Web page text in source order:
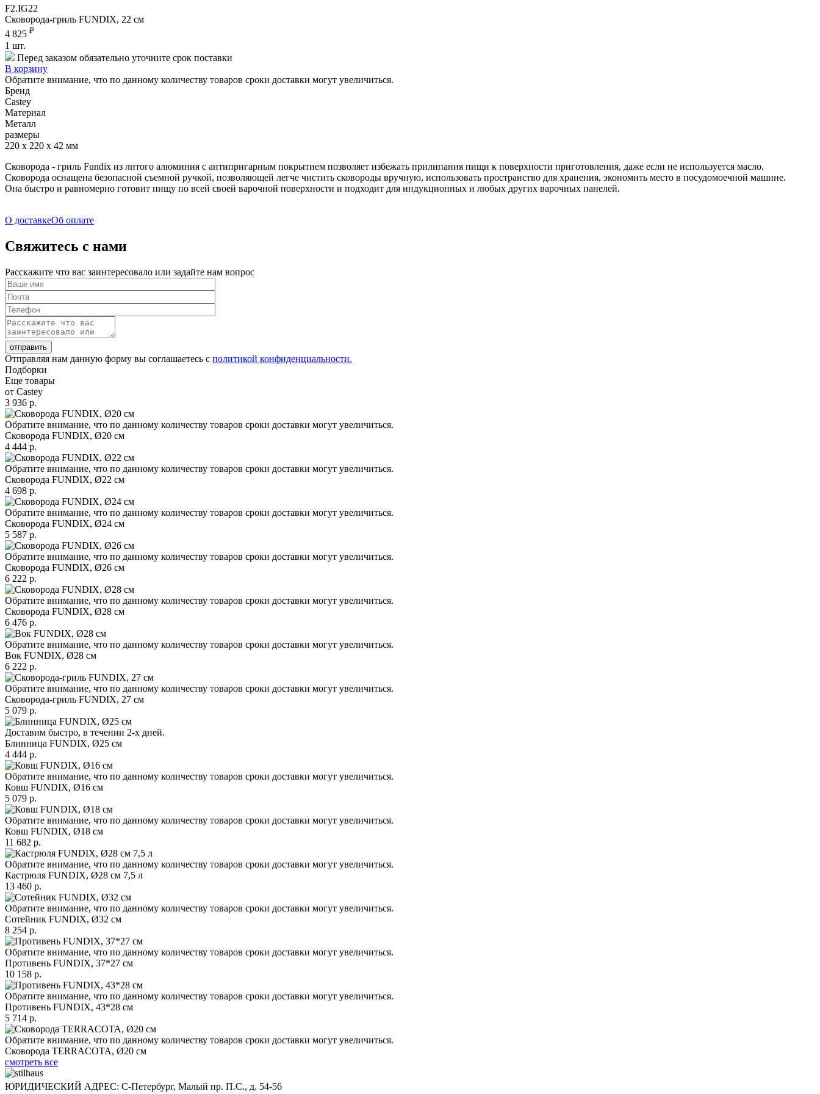
F2.IG22
Сковорода-гриль FUNDIX, 22 см
4 825 ₽
1 шт.
Перед заказом обязательно уточните срок поставки
В корзину
Обратите внимание, что по данному количеству товаров сроки доставки могут увеличиться.
Бренд
Castey
Материал
Металл
размеры
220 х 220 х 42 мм
Сковорода - гриль Fundix из литого алюминия с антипригарным покрытием позволяет избежать прилипания пищи к поверхности приготовления, даже если не используется масло.
Сковорода оснащена безопасной съемной ручкой, позволяющей легче чистить сковороды вручную, использовать пространство для хранения, экономить место в посудомоечной машине.
Она быстро и равномерно готовит пищу по всей своей варочной поверхности и подходит для индукционных и любых других варочных панелей.
О доставкеОб оплате
Свяжитесь с нами
Расскажите что вас заинтересовало или задайте нам вопрос
отправить
Отправляя нам данную форму вы соглашаетесь с политикой конфиденциальности.
Подборки
Еще товары
от Castey
3 936 р.
Обратите внимание, что по данному количеству товаров сроки доставки могут увеличиться.
Сковорода FUNDIX, Ø20 см
4 444 р.
Обратите внимание, что по данному количеству товаров сроки доставки могут увеличиться.
Сковорода FUNDIX, Ø22 см
4 698 р.
Обратите внимание, что по данному количеству товаров сроки доставки могут увеличиться.
Сковорода FUNDIX, Ø24 см
5 587 р.
Обратите внимание, что по данному количеству товаров сроки доставки могут увеличиться.
Сковорода FUNDIX, Ø26 см
6 222 р.
Обратите внимание, что по данному количеству товаров сроки доставки могут увеличиться.
Сковорода FUNDIX, Ø28 см
6 476 р.
Обратите внимание, что по данному количеству товаров сроки доставки могут увеличиться.
Вок FUNDIX, Ø28 см
6 222 р.
Обратите внимание, что по данному количеству товаров сроки доставки могут увеличиться.
Сковорода-гриль FUNDIX, 27 см
5 079 р.
Доставим быстро, в течении 2-х дней.
Блинница FUNDIX, Ø25 см
4 444 р.
Обратите внимание, что по данному количеству товаров сроки доставки могут увеличиться.
Ковш FUNDIX, Ø16 см
5 079 р.
Обратите внимание, что по данному количеству товаров сроки доставки могут увеличиться.
Ковш FUNDIX, Ø18 см
11 682 р.
Обратите внимание, что по данному количеству товаров сроки доставки могут увеличиться.
Кастрюля FUNDIX, Ø28 см 7,5 л
13 460 р.
Обратите внимание, что по данному количеству товаров сроки доставки могут увеличиться.
Сотейник FUNDIX, Ø32 см
8 254 р.
Обратите внимание, что по данному количеству товаров сроки доставки могут увеличиться.
Противень FUNDIX, 37*27 см
10 158 р.
Обратите внимание, что по данному количеству товаров сроки доставки могут увеличиться.
Противень FUNDIX, 43*28 см
5 714 р.
Обратите внимание, что по данному количеству товаров сроки доставки могут увеличиться.
Сковорода TERRACOTA, Ø20 см
смотреть все
ЮРИДИЧЕСКИЙ АДРЕС: С-Петербург, Малый пр. П.С., д. 54-56